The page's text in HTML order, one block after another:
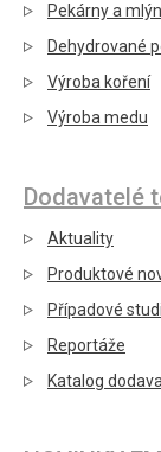
Pekárny a
Dehydrované
Výroba koření
Výroba medu
Dodavatelé
Aktuality
Produktové
Případové
Reportáže
Katalog